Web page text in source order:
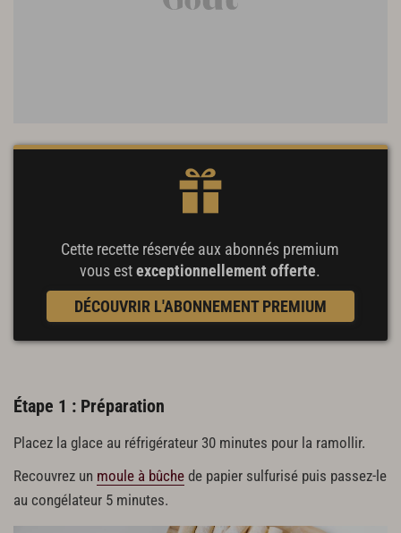
Cette recette réservée aux abonnés premium
vous estexceptionnellement offerte.
DÉCOUVRIR L'ABONNEMENT PREMIUM
Étape 1 : Préparation
Placez la glace au réfrigérateur 30 minutes pour la ramollir.
Recouvrez un moule à bûche de papier sulfurisé puis passez-le
au congélateur 5 minutes.